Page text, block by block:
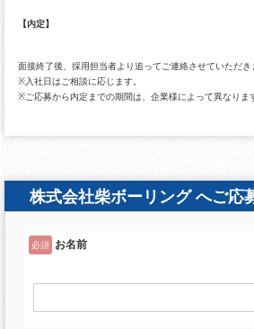
【内定】
面接終了後、採用担当者より追ってご連絡させていただき
※入社日はご相談に応じます。
※ご応募から内定までの期間は、企業様によって異なりま
株式会社柴ボーリング へご応
必須 お名前